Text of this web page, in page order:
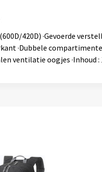
420D) ·Gevoerde
·Dubbele
ventilatie oogjes ·Inhoud